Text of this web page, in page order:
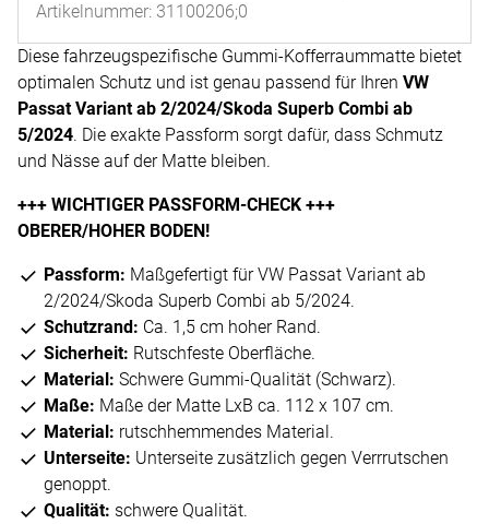
Artikelnummer: 31100206;0
Diese fahrzeugspezifische Gummi-Kofferraummatte bietet
optimalen Schutz und ist genau passend für Ihren VW
Passat Variant ab 2/2024/Skoda Superb Combi ab
5/2024. Die exakte Passform sorgt dafür, dass Schmutz
und Nässe auf der Matte bleiben.
+++ WICHTIGER PASSFORM-CHECK +++
OBERER/HOHER BODEN!
Passform: Maßgefertigt für VW Passat Variant ab
2/2024/Skoda Superb Combi ab 5/2024.
Schutzrand: Ca. 1,5 cm hoher Rand.
Sicherheit: Rutschfeste Oberfläche.
Material: Schwere Gummi-Qualität (Schwarz).
Maße: Maße der Matte LxB ca. 112 x 107 cm.
Material: rutschhemmendes Material.
Unterseite: Unterseite zusätzlich gegen Verrrutschen
genoppt.
Qualität: schwere Qualität.